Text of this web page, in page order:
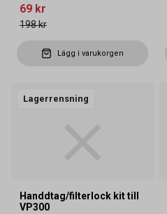
69 kr
198 kr
Lägg i varukorgen
Lagerrensning
Handdtag/filterlock kit till
VP300